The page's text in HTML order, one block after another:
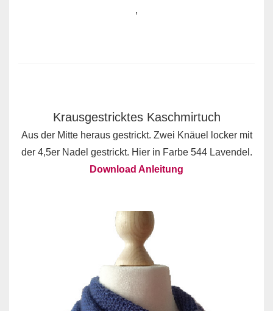
,
Krausgestricktes Kaschmirtuch
Aus der Mitte heraus gestrickt. Zwei Knäuel locker mit
der 4,5er Nadel gestrickt. Hier in Farbe 544 Lavendel.
Download Anleitung